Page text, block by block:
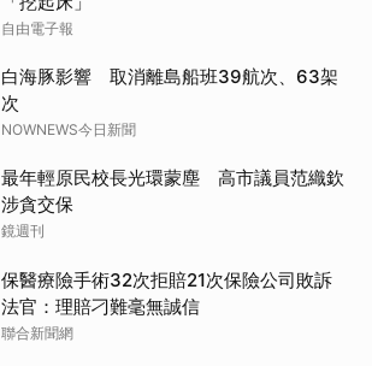
自由電子報
白海豚影響 取消離島船班39航次、63架
次
NOWNEWS今日新聞
最年輕原民校長光環蒙塵 高市議員范織欽
涉貪交保
鏡週刊
保醫療險手術32次拒賠21次保險公司敗訴
法官：理賠刁難毫無誠信
聯合新聞網